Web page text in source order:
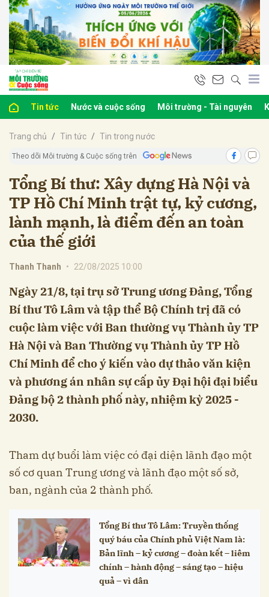
Tin tức Nước và cuộc sống Môi trường - Tài nguyên
Trang chủ Tin tức Tin trong nước
Theo dõi Môi trường & Cuộc sống trên
Tổng Bí thư: Xây dựng Hà Nội và
TP Hồ Chí Minh trật tự, kỷ cương,
lành mạnh, là điểm đến an toàn
của thế giới
Thanh Thanh • 22/08/2025 10:00
Ngày 21/8, tại trụ sở Trung ương Đảng, Tổng
Bí thư Tô Lâm và tập thể Bộ Chính trị đã có
cuộc làm việc với Ban thường vụ Thành ủy TP
Hà Nội và Ban Thường vụ Thành ủy TP Hồ
Chí Minh để cho ý kiến vào dự thảo văn kiện
và phương án nhân sự cấp ủy Đại hội đại biểu
Đảng bộ 2 thành phố này, nhiệm kỳ 2025 -
2030.
Tham dự buổi làm việc có đại diện lãnh đạo một
số cơ quan Trung ương và lãnh đạo một số sở,
ban, ngành của 2 thành phố.
Tổng Bí thư Tô Lâm: Truyền thống
quý báu của Chính phủ Việt Nam là:
Bản lĩnh – kỷ cương – đoàn kết – liêm
chính – hành động – sáng tạo – hiệu
quả – vì dân
luận
Hủy